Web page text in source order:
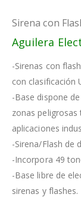
Sirena con
Aguilera
-Sirenas con
con clasificación
-Base dispone
zonas
aplicaciones
-Sirena/Flash de
-Incorpora 49
-Base libre de
sirenas y flashes.